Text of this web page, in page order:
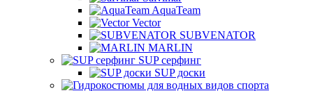
AquaTeam
Vector
SUBVENATOR
MARLIN
SUP серфинг
SUP доски